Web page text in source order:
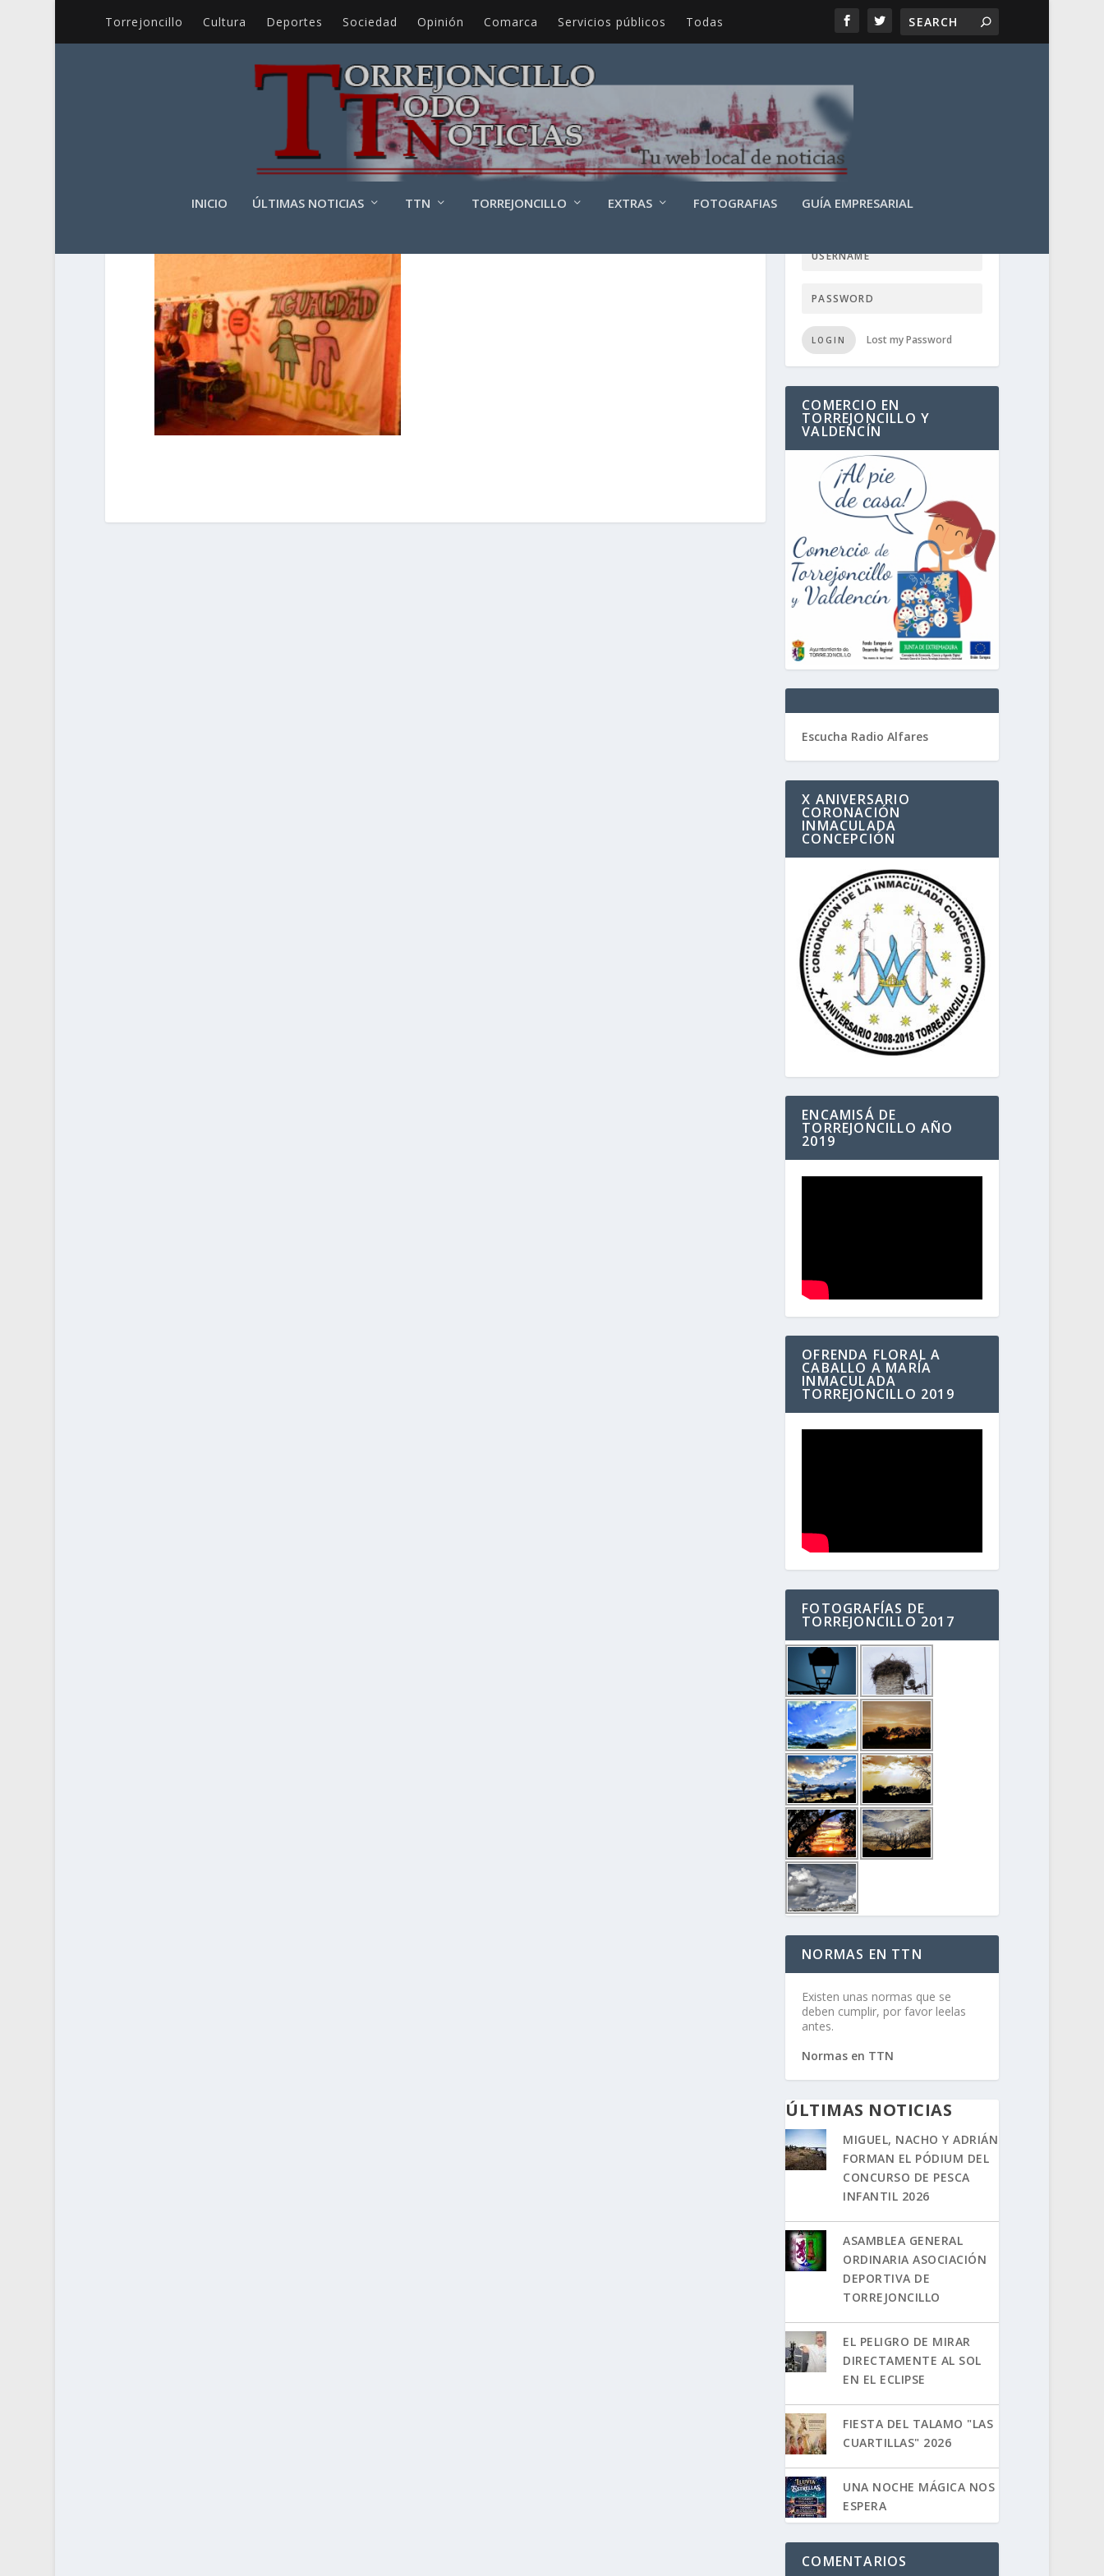
Torrejoncillo Cultura Deportes Sociedad Opinión Comarca Servicios públicos Todas
INICIO ÚLTIMAS NOTICIAS TTN TORREJONCILLO EXTRAS FOTOGRAFIAS GUÍA EMPRESARIAL
GRAFFITI VALDEN LOGIN USER TTN
LOGIN Lost my Password
COMERCIO EN
TORREJONCILLO Y
VALDENCÍN
Escucha Radio Alfares
X ANIVERSARIO
CORONACIÓN
INMACULADA
CONCEPCIÓN
ENCAMISÁ DE
TORREJONCILLO AÑO
2019
OFRENDA FLORAL A
CABALLO A MARÍA
INMACULADA
TORREJONCILLO 2019
FOTOGRAFÍAS DE
TORREJONCILLO 2017
NORMAS EN TTN
Existen unas normas que se
deben cumplir, por favor leelas
antes.
Normas en TTN
ÚLTIMAS NOTICIAS
MIGUEL, NACHO Y ADRIÁN
FORMAN EL PÓDIUM DEL
CONCURSO DE PESCA
INFANTIL 2026
ASAMBLEA GENERAL
ORDINARIA ASOCIACIÓN
DEPORTIVA DE
TORREJONCILLO
EL PELIGRO DE MIRAR
DIRECTAMENTE AL SOL
EN EL ECLIPSE
FIESTA DEL TALAMO "LAS
CUARTILLAS" 2026
UNA NOCHE MÁGICA NOS
ESPERA
COMENTARIOS